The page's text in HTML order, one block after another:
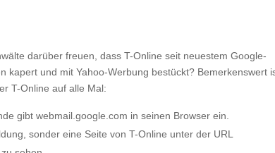
darüber freuen, dass T-Online seit neuestem Google-
kapert und mit Yahoo-Werbung bestückt? Bemerkenswert
T-Online auf alle Mal:
gibt webmail.google.com in seinen Browser ein.
sonder eine Seite von T-Online unter der URL